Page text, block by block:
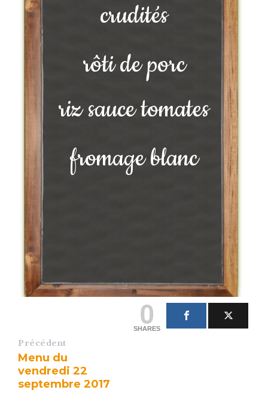
crudités
rôti de porc
riz sauce tomates
fromage blanc
0
SHARES
Précédent
Menu du
vendredi 22
septembre 2017